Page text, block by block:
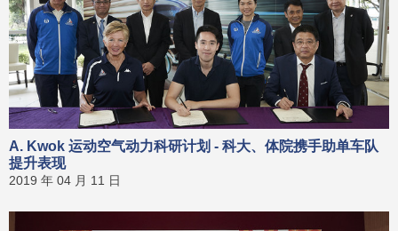
A. Kwok 运动空气动力科研计划 - 科大、体院携手助单车队
提升表现
2019 年 04 月 11 日